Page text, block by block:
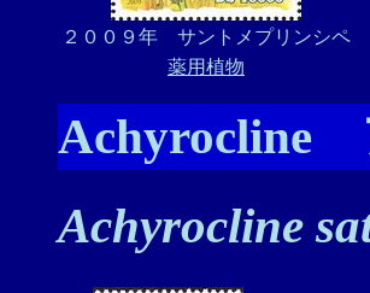
２００９年 サントメプリンシペ
薬用植物
Achyrocline
Achyrocline